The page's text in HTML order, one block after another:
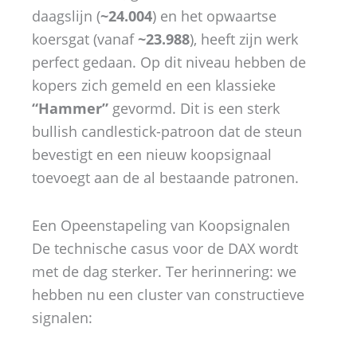
daagslijn (~24.004) en het opwaartse
koersgat (vanaf~23.988), heeft zijn werk
perfect gedaan. Op dit niveau hebben de
kopers zich gemeld en een klassieke
“Hammer” gevormd. Dit is een sterk
bullish candlestick-patroon dat de steun
bevestigt en een nieuw koopsignaal
toevoegt aan de al bestaande patronen.
Een Opeenstapeling van Koopsignalen
De technische casus voor de DAX wordt
met de dag sterker. Ter herinnering: we
hebben nu een cluster van constructieve
signalen: